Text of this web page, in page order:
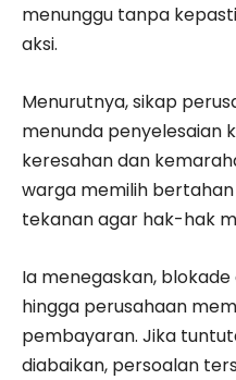
menunggu tanpa
aksi.
Menurutnya, sikap
menunda penyelesaian
keresahan dan
warga memilih
tekanan agar hak-hak
Ia menegaskan,
hingga perusahaan
pembayaran. Jika
diabaikan, persoalan